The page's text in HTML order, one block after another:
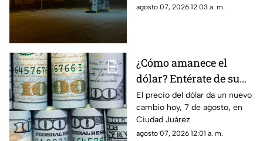
hoy, 7 de agosto
agosto 07, 2026 12:03 a. m.
¿Cómo amanece el
dólar? Entérate de su
precio hoy, 7 de agosto,
en Ciudad Juárez
El precio del dólar da un nuevo
cambio hoy, 7 de agosto, en
Ciudad Juárez
agosto 07, 2026 12:01 a. m.